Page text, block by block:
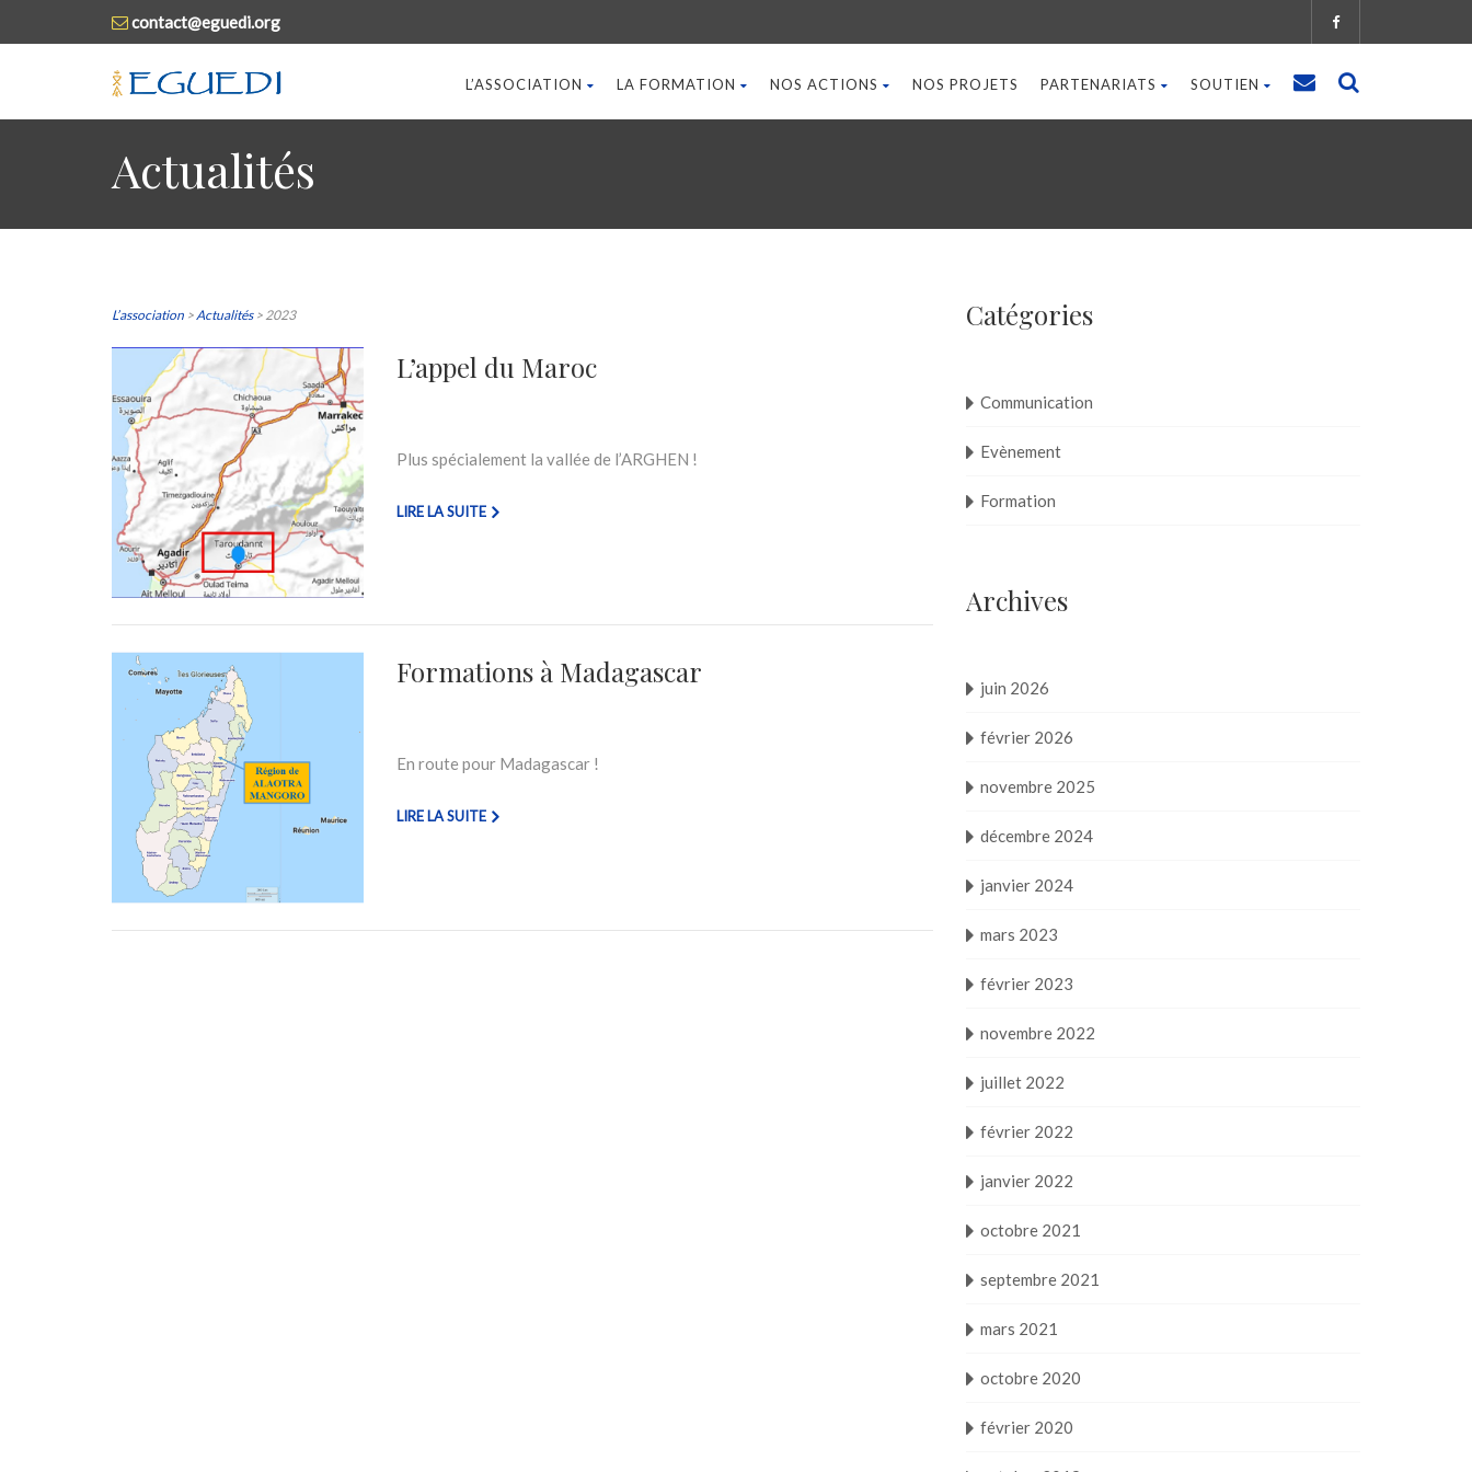
contact@eguedi.org
L’ASSOCIATION LA FORMATION NOS ACTIONS NOS PROJETS PARTENARIATS SOUTIEN
Actualités
L’association > Actualités> 2023
L’appel du Maroc
Plus spécialement la vallée de l’ARGHEN !
LIRE LA SUITE
Formations à Madagascar
En route pour Madagascar !
LIRE LA SUITE
Catégories
Communication
Evènement
Formation
Archives
juin 2026
février 2026
novembre 2025
décembre 2024
janvier 2024
mars 2023
février 2023
novembre 2022
juillet 2022
février 2022
janvier 2022
octobre 2021
septembre 2021
mars 2021
octobre 2020
février 2020